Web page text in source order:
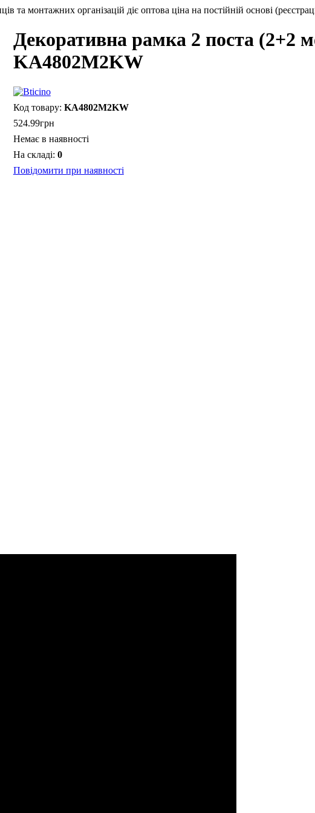
та монтажних організацій діє оптова ціна на постійній основі
Декоративна рамка 2 поста (2+2
KA4802M2KW
KA4802M2KW
524.99грн
Немає в наявності
0
Повідомити при наявності